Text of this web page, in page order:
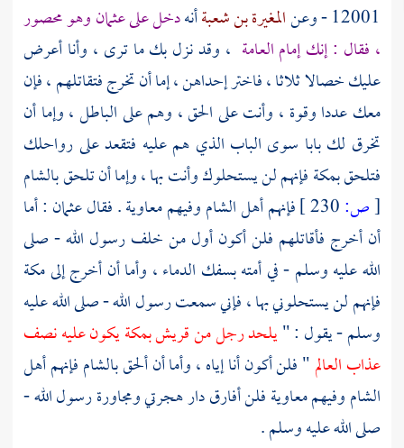
12001 - وعن المغيرة بن شعبةأنهدخل علىعثمانوهو محصور
، فقال : إنك إمام العامة ، وقد نزل بك ما ترى ، وأنا أعرض
عليك خصالا ثلاثا ، فاختر إحداهن ، إما أن تخرج فتقاتلهم ، فإن
معك عددا وقوة ، وأنت على الحق ، وهم على الباطل ، وإما أن
تخرق لك بابا سوى الباب الذي هم عليه فتقعد على رواحلك
فتلحقبمكةفإنهم لن يستحلوك وأنت بها ، وإما أن تلحقبالشام
[ص: فإنهم أهلالشاموفيهممعاوية. فقالعثمان : أما
أن أخرج فأقاتلهم فلن أكون أول من خلف رسول الله - صلى
الله عليه وسلم - في أمته بسفك الدماء ، وأما أن أخرج إلىمكة
فإنهم لن يستحلوني بها ، فإني سمعت رسول الله - صلى الله عليه
وسلم - يقول : "يلحد رجل منقريشبمكةيكون عليه نصف
عذاب العالم" فلن أكون أنا إياه ، وأما أن ألحقبالشامفإنهم أهل
الشاموفيهم معاوية فلن أفارق دار هجرتي ومجاورة رسول الله -
صلى الله عليه وسلم .